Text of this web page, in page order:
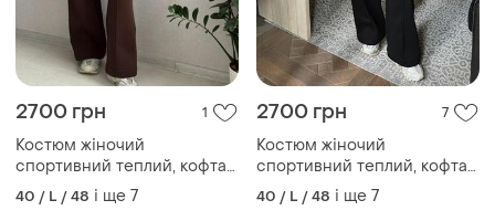
2700 грн 1
Костюм жіночий
спортивний теплий, кофта
на блискавці, штани, плюс
сайз батал, коричневий
40 / L / 48 і ще 7
2700 грн 7
Костюм жіночий
спортивний теплий, кофта
на блискавці, штани, плюс
сайз батал, чорний
40 / L / 48 і ще 7